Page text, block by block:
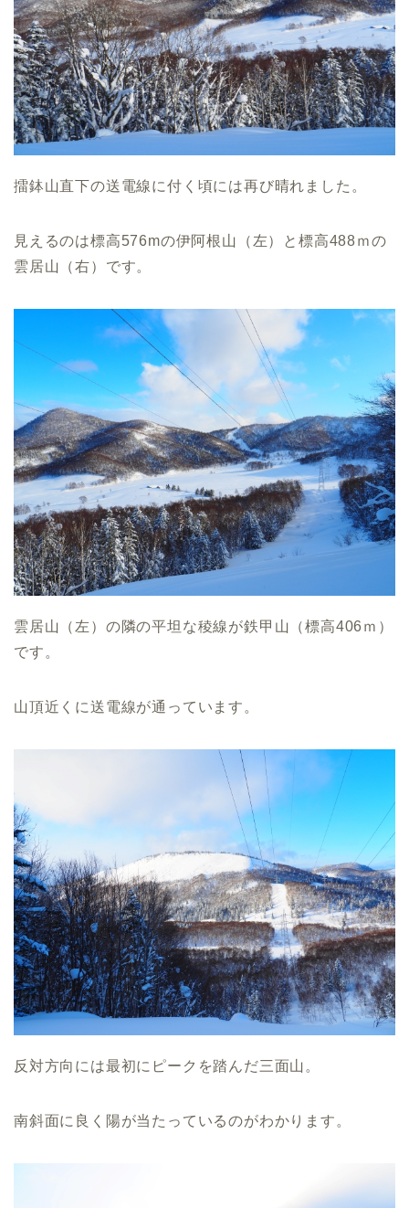
擂鉢山直下の送電線に付く頃には再び晴れました。
見えるのは標高576mの伊阿根山（左）と標高488ｍの
雲居山（右）です。
雲居山（左）の隣の平坦な稜線が鉄甲山（標高406ｍ）
です。
山頂近くに送電線が通っています。
反対方向には最初にピークを踏んだ三面山。
南斜面に良く陽が当たっているのがわかります。